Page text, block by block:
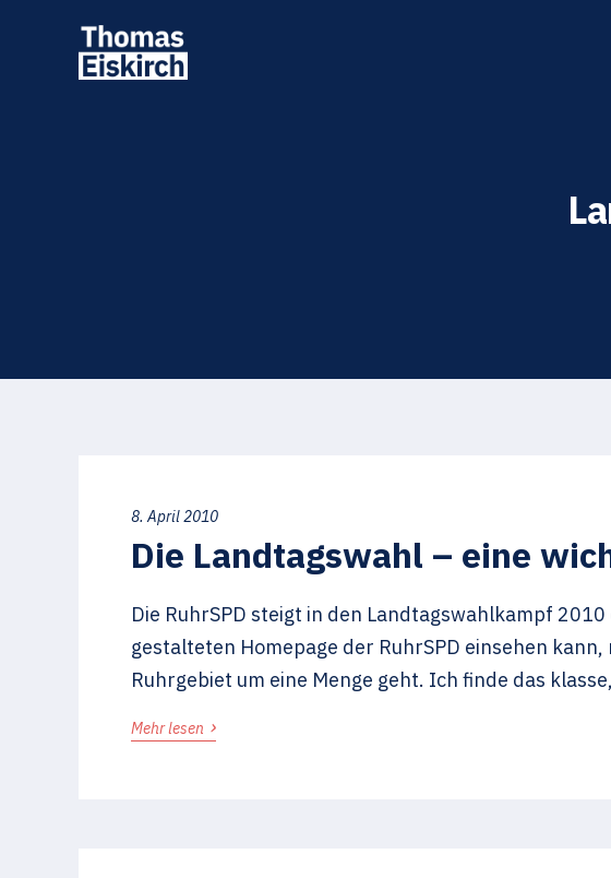
8. April 2010
Die Landtagswahl – eine
Die RuhrSPD steigt in den Landtagswahlkampf
gestalteten Homepage der RuhrSPD einsehen
Ruhrgebiet um eine Menge geht. Ich finde das
Mehr lesen ›